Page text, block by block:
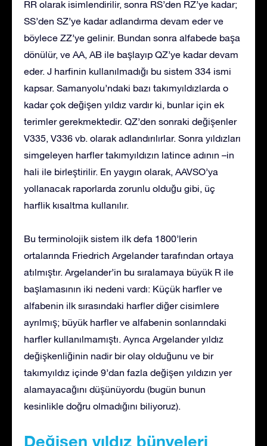
RR olarak isimlendirilir, sonra RS’den RZ’ye kadar;
SS’den SZ’ye kadar adlandırma devam eder ve
böylece ZZ’ye gelinir. Bundan sonra alfabede başa
dönülür, ve AA, AB ile başlayıp QZ’ye kadar devam
eder. J harfinin kullanılmadığı bu sistem 334 ismi
kapsar. Samanyolu’ndaki bazı takımyıldızlarda o
kadar çok değişen yıldız vardır ki, bunlar için ek
terimler gerekmektedir. QZ’den sonraki değişenler
V335, V336 vb. olarak adlandırılırlar. Sonra yıldızları
simgeleyen harfler takımyıldızın latince adının –in
hali ile birleştirilir. En yaygın olarak, AAVSO’ya
yollanacak raporlarda zorunlu olduğu gibi, üç
harflik kısaltma kullanılır.
Bu terminolojik sistem ilk defa 1800’lerin
ortalarında Friedrich Argelander tarafından ortaya
atılmıştır. Argelander’in bu sıralamaya büyük R ile
başlamasının iki nedeni vardı: Küçük harfler ve
alfabenin ilk sırasındaki harfler diğer cisimlere
ayrılmış; büyük harfler ve alfabenin sonlarındaki
harfler kullanılmamıştı. Ayrıca Argelander yıldız
değişkenliğinin nadir bir olay olduğunu ve bir
takımyıldız içinde 9’dan fazla değişen yıldızın yer
alamayacağını düşünüyordu (bugün bunun
kesinlikle doğru olmadığını biliyoruz).
Değişen yıldız bünyeleri